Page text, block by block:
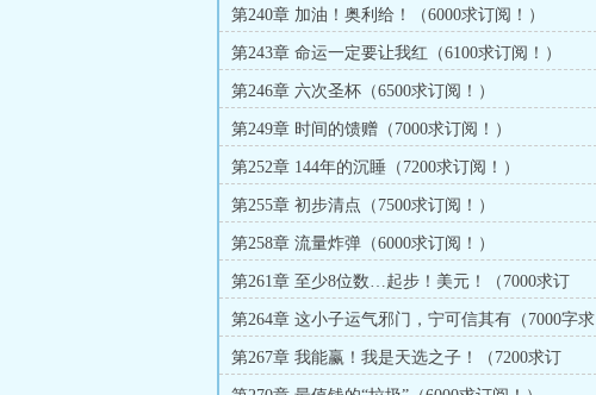
第240章 加油！奥利给！（6000求订阅！）
第243章 命运一定要让我红（6100求订阅！）
第246章 六次圣杯（6500求订阅！）
第249章 时间的馈赠（7000求订阅！）
第252章 144年的沉睡（7200求订阅！）
第255章 初步清点（7500求订阅！）
第258章 流量炸弹（6000求订阅！）
第261章 至少8位数…起步！美元！（7000求订
阅！）
第264章 这小子运气邪门，宁可信其有（7000字求
订阅！）
第267章 我能赢！我是天选之子！（7200求订
阅！）